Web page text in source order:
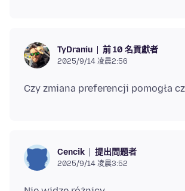
TyDraniu 前 10 名貢獻者
2025/9/14 凌晨2:56
Cencik 提出問題者
2025/9/14 凌晨3:52